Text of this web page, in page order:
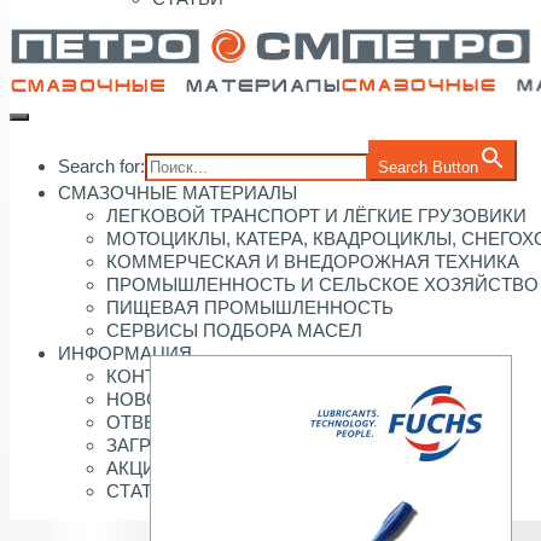
Search for: Search Button
СМАЗОЧНЫЕ МАТЕРИАЛЫ
ЛЕГКОВОЙ ТРАНСПОРТ И ЛЁГКИЕ ГРУЗОВИКИ
МОТОЦИКЛЫ, КАТЕРА, КВАДРОЦИКЛЫ,
КОММЕРЧЕСКАЯ И ВНЕДОРОЖНАЯ ТЕХНИКА
ПРОМЫШЛЕННОСТЬ И СЕЛЬСКОЕ ХОЗЯЙСТВО
ПИЩЕВАЯ ПРОМЫШЛЕННОСТЬ
СЕРВИСЫ ПОДБОРА МАСЕЛ
ИНФОРМАЦИЯ
КОНТАКТЫ
НОВОСТИ
ОТВЕТЫ
ЗАГРУЗКИ
АКЦИИ
СТАТЬИ